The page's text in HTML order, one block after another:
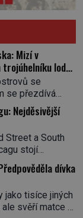
Mizí v
lodě
se
se přezdívá
se o lodích
podivných
i mořských
střežit už
tichomořský
prokletým
nebezpečná
z
záhad? […]
Nejděsivější
Street a South
stojí
žádný speciální
A přesto prý
chodí do
sídlil sériový
dívka
jako tisíce jiných
svěří matce s